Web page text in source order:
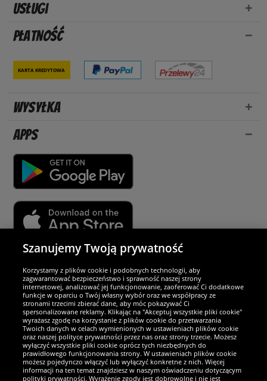
Usługi
Płatność
Karta kredytowa
Wysyłka
Apps
Partnerzy i bezpieczeństwo
Jesteśmy wyjątkowi
Szanujemy Twoją prywatność
Korzystamy z plików cookie i podobnych technologii, aby
zagwarantować bezpieczeństwo i sprawność naszej strony
internetowej, analizować jej funkcjonowanie, zaoferować Ci dodatkowe
funkcje w oparciu o Twój własny wybór oraz we współpracy ze
stronami trzecimi zbierać dane, aby móc pokazywać Ci
spersonalizowane reklamy. Klikając na "Akceptuj wszystkie pliki cookie"
wyrażasz zgodę na korzystanie z plików cookie do przetwarzania
Twoich danych w celach wymienionych w ustawieniach plików cookie
oraz naszej polityce prywatności przez nas oraz strony trzecie. Możesz
wyłączyć wszystkie pliki cookie oprócz tych niezbędnych do
prawidłowego funkcjonowania strony. W ustawieniach plików cookie
możesz pojedynczo włączyć lub wyłączyć konkretne z nich. Więcej
informacji na ten temat znajdziesz w naszym oświadczeniu dotyczącym
polityki prywatności. Wyrażenie zgody jest dobrowolne i nie jest